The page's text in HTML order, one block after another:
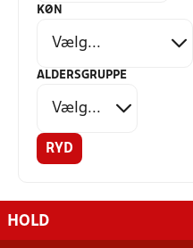
KØN
ALDERSGRUPPE
RYD
HOLD